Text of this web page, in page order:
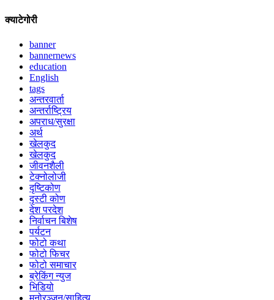
क्याटेगोरी
banner
bannernews
education
English
tags
अन्तरवार्ता
अन्तर्राष्ट्रिय
अपराध/सुरक्षा
अर्थ
खेलकुद
खेलकुद
जीवनशैली
टेक्नोलोजी
दृष्टिकोण
दृस्टी कोण
देश परदेश
निर्वाचन बिशेष
पर्यटन
फोटो कथा
फोटो फिचर
फोटो समाचार
ब्रेकिंग न्युज
भिडियो
मनोरञ्जन/साहित्य